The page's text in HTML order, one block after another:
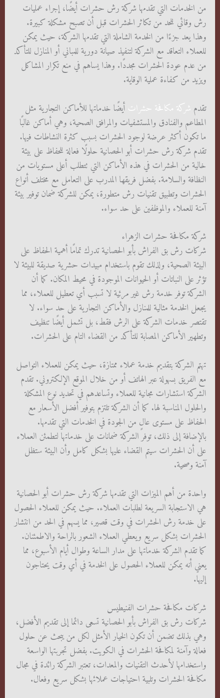
من الخدمات التي تقدمها شركة رش حشرات أيضًا، إجراء عمليات
رش وقائي للحد من تكاثر الحشرات قبل أن تصبح مشكلة كبيرة.
وهذا يعد جزءًا من الخدمة الشاملة التي تقدمها الشركة، حيث يمكن
للعملاء التعاقد مع الشركة لتنفيذ صيانة دورية للمباني أو المنازل للتأكد
من عدم عودة الحشرات مجددًا. وهذا يساهم في منع تكرار المشاكل
ويزيد من كفاءة عملية الوقاية.
تقدم شركة مكافحة حشرات أيضًا خدماتها للأماكن التجارية مثل
المطاعم والفنادق والمستشفيات والمرافق الصحية، وهي أماكن غالبًا
ما تكون أكثر عرضة لوجود الحشرات بسبب كثرة النشاطات فيها.
تقدم شركة رش حشرات أبو الحصانية حلولًا فعالة للحفاظ على بيئة
خالية من الحشرات في هذه الأماكن التي تتطلب أعلى مستويات من
النظافة والسلامة. بفضل فريقها المدرب على التعامل مع مختلف أنواع
الحشرات وتطبيق تقنيات رش متطورة، يمكن للشركة ضمان توفير بيئة
آمنة للعملاء والموظفين على حد سواء.
شركة مكافحة حشرات الزهراء
شركات رش بق الفراش بأبو الحصانية تدرك تمامًا أهمية الحفاظ على
البيئة الصحية، ولذلك تقوم باستخدام مبيدات حشرية صديقة للبيئة لا
تؤثر على النباتات أو الحيوانات الموجودة في محيط المكان. كما أن
الشركة توفر خدمة رش غير مرئية لا تسبب أي تعطيل للعملاء، مما
يجعل الخدمة مثالية للمنازل والأماكن التجارية على حد سواء. لا
تقتصر خدمات الشركة على الرش فقط، بل تشمل أيضًا تنظيف
وتطهير الأماكن المصابة للتأكد من القضاء التام على الحشرات.
تهتم الشركة بتقديم خدمة عملاء ممتازة، حيث يمكن للعملاء التواصل
مع الفريق بسهولة عبر الهاتف أو من خلال الموقع الإلكتروني. تقدم
الشركة استشارات مجانية للعملاء وتساعدهم في تحديد نوع المشكلة
والحلول المناسبة لها. كما أن الشركة تلتزم بتوفير أفضل الأسعار مع
الحفاظ على مستوى عالٍ من الجودة في الخدمات التي تقدمها.
بالإضافة إلى ذلك، توفر الشركة ضمانات على خدماتها لتطمئن العملاء
على أن الحشرات سيتم القضاء عليها بشكل كامل وأن البيئة ستظل
آمنة وصحية.
واحدة من أهم الميزات التي تقدمها شركة رش حشرات أبو الحصانية
هي الاستجابة السريعة لطلبات العملاء. حيث يمكن للعملاء الحصول
على خدمة رش الحشرات في وقت قصير، مما يسهم في الحد من انتشار
الحشرات بشكل سريع ويعطي العملاء الشعور بالراحة والاطمئنان.
كما تقدم الشركة خدماتها على مدار الساعة وطوال أيام الأسبوع، مما
يعني أنه يمكن للعملاء الحصول على الخدمة في أي وقت يحتاجون
إليها.
شركات مكافحة حشرات الفنيطيس
شركات رش بق الفراش بأبو الحصانية تسعى دائما إلى تقديم الأفضل،
وهي بذلك تضمن أن تكون الخيار الأمثل لكل من يبحث عن حلول
فعالة وآمنة لمكافحة الحشرات في الكويت. بفضل تجربتها الواسعة
واستخدامها لأحدث التقنيات والمعدات، تعتبر الشركة رائدة في مجال
مكافحة الحشرات وتلبية احتياجات عملائها بشكل سريع وفعال.